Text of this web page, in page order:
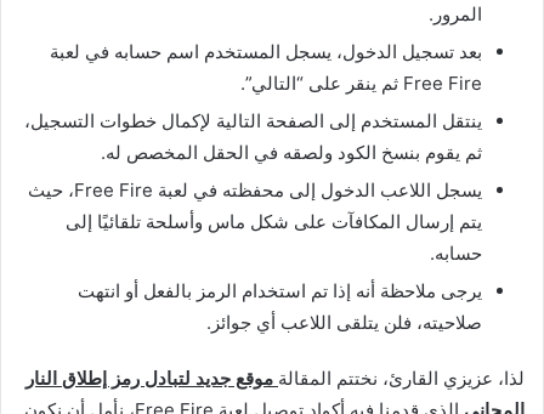
المرور.
بعد تسجيل الدخول، يسجل المستخدم اسم حسابه في لعبة
Free Fire ثم ينقر على “التالي”.
ينتقل المستخدم إلى الصفحة التالية لإكمال خطوات التسجيل،
ثم يقوم بنسخ الكود ولصقه في الحقل المخصص له.
يسجل اللاعب الدخول إلى محفظته في لعبة Free Fire، حيث
يتم إرسال المكافآت على شكل ماس وأسلحة تلقائيًا إلى
حسابه.
يرجى ملاحظة أنه إذا تم استخدام الرمز بالفعل أو انتهت
صلاحيته، فلن يتلقى اللاعب أي جوائز.
لذا، عزيزي القارئ، نختتم المقالة موقع جديد لتبادل رمز إطلاق النار